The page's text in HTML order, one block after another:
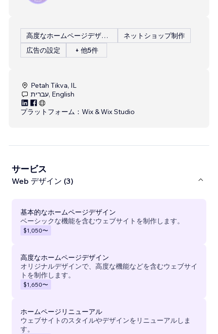
高度なホームページデザイン
ネットショップ制作
広告の設定
+ 他5件
Petah Tikva, IL
עברית, English
プラットフォーム： Wix & Wix Studio
サービス
Web デザイン (3)
基本的なホームページデザイン
ベーシックな機能を含むウェブサイトを制作します。
$1,050〜
高度なホームページデザイン
オリジナルデザインで、高度な機能などを含むウェブサイ
トを制作します。
$1,650〜
ホームページリニューアル
ウェブサイトのスタイルやデザインをリニューアルしま
す。